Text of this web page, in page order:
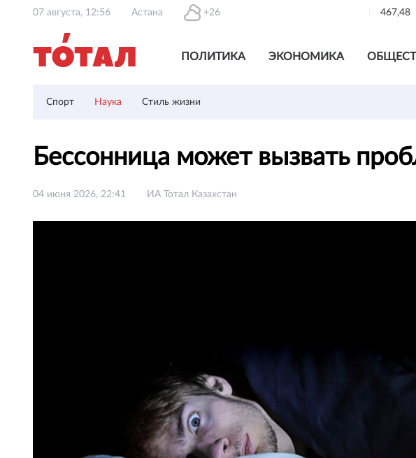
07 августа, 12:56 Астана +26 467,48
ПОЛИТИКА ЭКОНОМИКА
Спорт Наука Стиль жизни
Бессонница может вызвать
04 июня 2026, 22:41 ИА Тотал Казахстан